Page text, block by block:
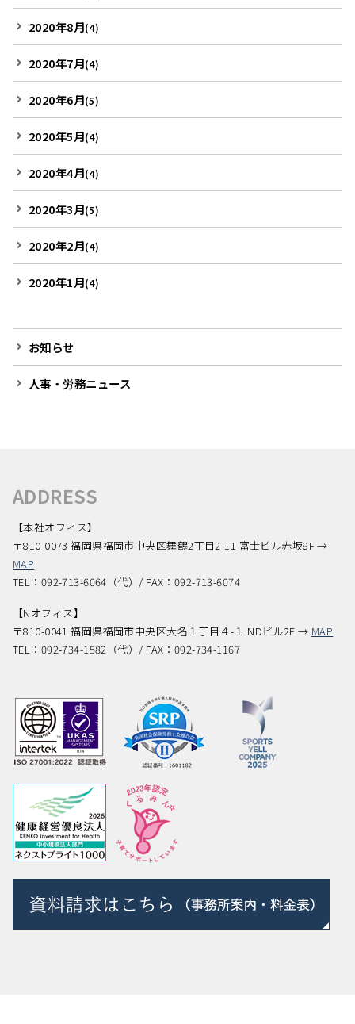
2020年8月(4)
2020年7月(4)
2020年6月(5)
2020年5月(4)
2020年4月(4)
2020年3月(5)
2020年2月(4)
2020年1月(4)
お知らせ
人事・労務ニュース
ADDRESS
【本社オフィス】
〒810-0073 福岡県福岡市中央区舞鶴2丁目2-11 富士ビル赤坂8F →
MAP
TEL：092-713-6064（代）/ FAX：092-713-6074
【Nオフィス】
〒810-0041 福岡県福岡市中央区大名１丁目４-１ NDビル2F → MAP
TEL：092-734-1582（代）/ FAX：092-734-1167